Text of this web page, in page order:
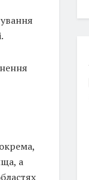
а